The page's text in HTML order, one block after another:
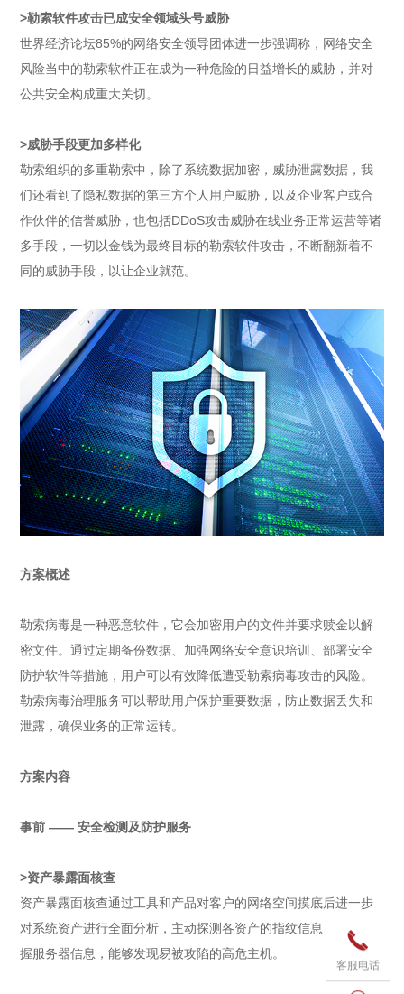
>勒索软件攻击已成安全领域头号威胁
世界经济论坛85%的网络安全领导团体进一步强调称，网络安全
风险当中的勒索软件正在成为一种危险的日益增长的威胁，并对
公共安全构成重大关切。
>威胁手段更加多样化
勒索组织的多重勒索中，除了系统数据加密，威胁泄露数据，我
们还看到了隐私数据的第三方个人用户威胁，以及企业客户或合
作伙伴的信誉威胁，也包括DDoS攻击威胁在线业务正常运营等诸
多手段，一切以金钱为最终目标的勒索软件攻击，不断翻新着不
同的威胁手段，以让企业就范。
方案概述
勒索病毒是一种恶意软件，它会加密用户的文件并要求赎金以解
密文件。通过定期备份数据、加强网络安全意识培训、部署安全
防护软件等措施，用户可以有效降低遭受勒索病毒攻击的风险。
勒索病毒治理服务可以帮助用户保护重要数据，防止数据丢失和
泄露，确保业务的正常运转。
方案内容
事前 —— 安全检测及防护服务
>资产暴露面核查
资产暴露面核查通过工具和产品对客户的网络空间摸底后进一步
对系统资产进行全面分析，主动探测各资产的指纹信息，全面掌
握服务器信息，能够发现易被攻陷的高危主机。

客服电话